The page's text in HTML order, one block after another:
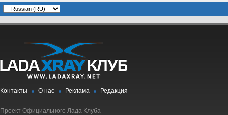
Контакты О нас Реклама Редакция
Проект Официального Лада Клуба